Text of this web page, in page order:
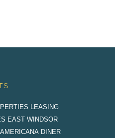
LEASING
EAST WINDSOR
DINER